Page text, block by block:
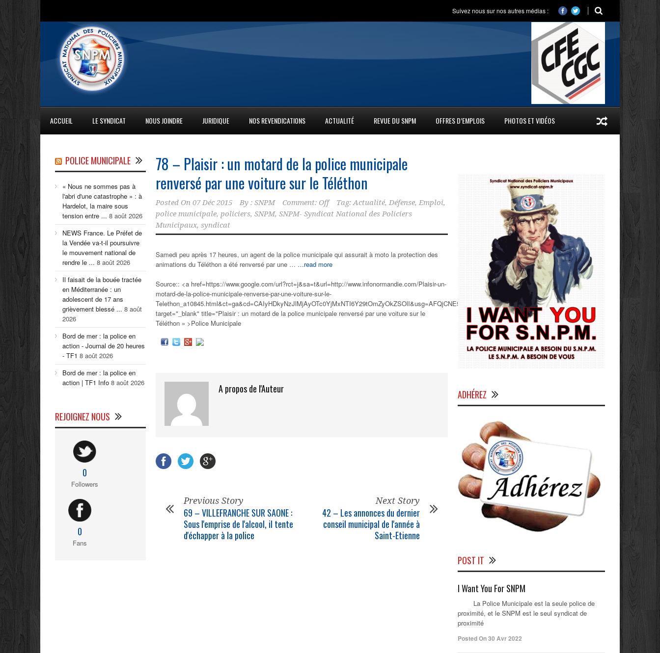
Suivez nous sur nos autres médias :
ACCUEIL LE SYNDICAT NOUS JOINDRE JURIDIQUE NOS REVENDICATIONS ACTUALITÉ REVUE DU SNPM OFFRES D’EMPLOIS PHOTOS ET VIDÉOS
78 – Plaisir : un motard de la police municipale
renversé par une voiture sur le Téléthon
Posted On 07 Déc 2015 By : SNPM Comment: Off Tag: Actualité, Défense, Emploi,
police municipale, policiers, SNPM, SNPM- Syndicat National des Policiers
Municipaux, syndicat
Samedi peu après 17 heures, un agent de la police municipale qui assurait à moto la protection des
animations du Téléthon a été renversé par une … …read more
Source:: <a href=https://www.google.com/url?rct=j&sa=t&url=http://www.infonormandie.com/Plaisir-un-
motard-de-la-police-municipale-renverse-par-une-voiture-sur-le-
Telethon_a10845.html&ct=ga&cd=CAIyHDkyNzJlMjAyOTc0YjMxNTI6Y29tOmZyOkZSOlI&usg=AFQjCNE5gUkaj_pk0_sp1Nb19oECEwlS_A
target="_blank" title="Plaisir : un motard de la police municipale renversé par une voiture sur le
Téléthon » >Police Municipale
A propos de l'Auteur
Previous Story
69 – VILLEFRANCHE SUR SAONE :
Sous l'emprise de l'alcool, il tente
d'échapper à la police
Next Story
42 – Les annonces du dernier
conseil municipal de l'année à
Saint-Etienne
POLICE MUNICIPALE
« Nous ne sommes pas à
l'abri d'une catastrophe » : à
Hardelot, la maire sous
tension entre ... 8 août 2026
NEWS France. Le Préfet de
la Vendée va-t-il poursuivre
le mouvement national de
rendre le ... 8 août 2026
Il faisait de la bouée tractée
en Méditerranée : un
adolescent de 17 ans
grièvement blessé ... 8 août
2026
Bord de mer : la police en
action - Journal de 20 heures
- TF1 8 août 2026
Bord de mer : la police en
action | TF1 Info 8 août 2026
REJOIGNEZ NOUS
0
Followers
0
Fans
ADHÉREZ
POST IT
I Want You For SNPM
La Police Municipale est la seule police de
proximité, et le SNPM est le seul syndicat de
proximité
Posted On 30 Avr 2022